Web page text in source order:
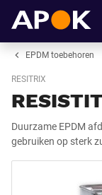
EPDM toebehoren
RESITRIX
Duurzame EPDM
gebruiken op sterk